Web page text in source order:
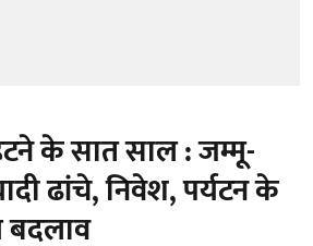
के सात साल : जम्मू-
ढांचे, निवेश, पर्यटन के
बदलाव